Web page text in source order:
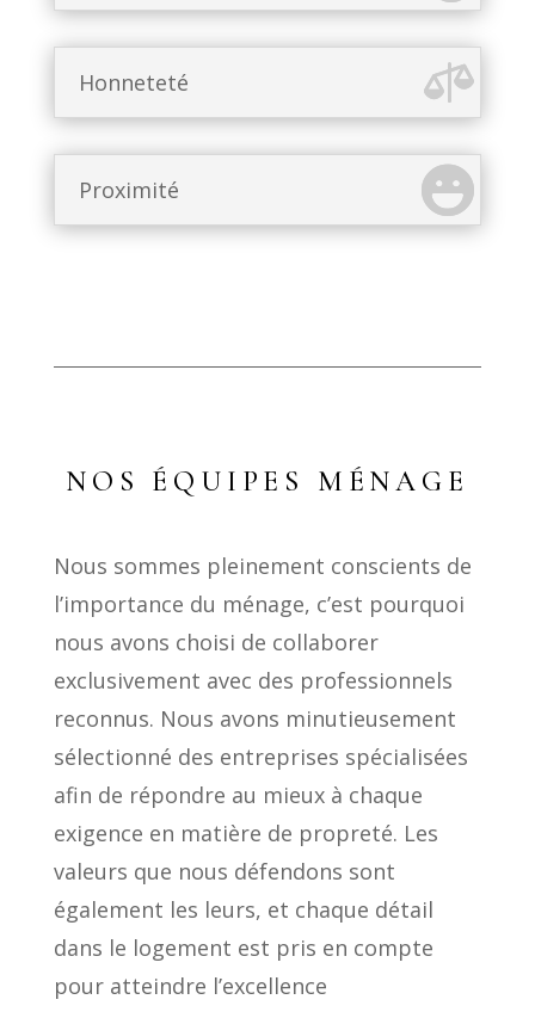
Honneteté
Proximité
NOS ÉQUIPES MÉNAGE
Nous sommes pleinement conscients de
l’importance du ménage, c’est pourquoi
nous avons choisi de collaborer
exclusivement avec des professionnels
reconnus. Nous avons minutieusement
sélectionné des entreprises spécialisées
afin de répondre au mieux à chaque
exigence en matière de propreté. Les
valeurs que nous défendons sont
également les leurs, et chaque détail
dans le logement est pris en compte
pour atteindre l’excellence